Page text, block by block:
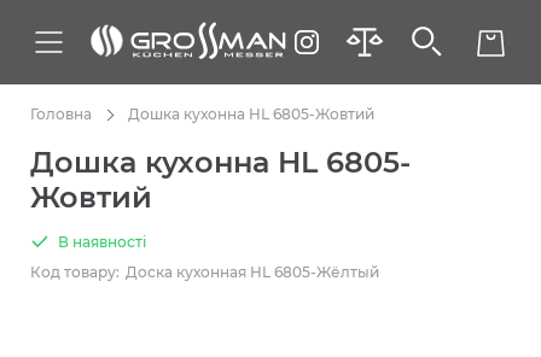
Головна Дошка кухонна HL 6805-Жовтий
Дошка кухонна HL 6805-
Жовтий
В наявності
Код товару: Доска кухонная HL 6805-Жёлтый